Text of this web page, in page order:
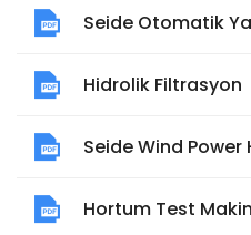
Seide Otomatik
Hidrolik Filtrasyon
Seide Wind
Hortum Test